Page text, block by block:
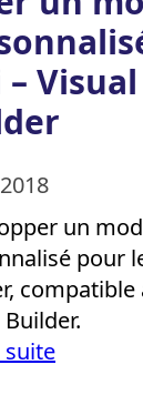
– Visual
un
pour
compatible
suite